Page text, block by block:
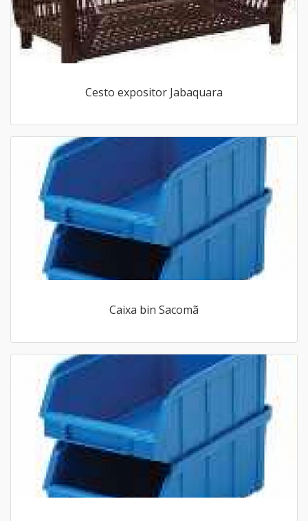
Cesto expositor Jabaquara
Caixa bin Sacomã